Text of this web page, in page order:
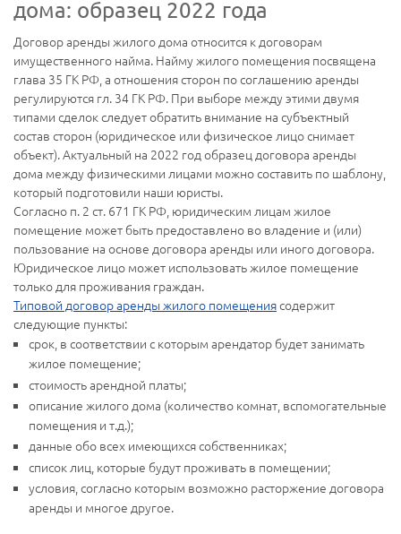
дома: образец 2022 года
Договор аренды жилого дома относится к договорам
имущественного найма. Найму жилого помещения посвящена
глава 35 ГК РФ, а отношения сторон по соглашению аренды
регулируются гл. 34 ГК РФ. При выборе между этими двумя
типами сделок следует обратить внимание на субъектный
состав сторон (юридическое или физическое лицо снимает
объект). Актуальный на 2022 год образец договора аренды
дома между физическими лицами можно составить по шаблону,
который подготовили наши юристы.
Согласно п. 2 ст. 671 ГК РФ, юридическим лицам жилое
помещение может быть предоставлено во владение и (или)
пользование на основе договора аренды или иного договора.
Юридическое лицо может использовать жилое помещение
только для проживания граждан.
Типовой договор аренды жилого помещениясодержит
следующие пункты:
срок, в соответствии с которым арендатор будет занимать
жилое помещение;
стоимость арендной платы;
описание жилого дома (количество комнат, вспомогательные
помещения и т.д.);
данные обо всех имеющихся собственниках;
список лиц, которые будут проживать в помещении;
условия, согласно которым возможно расторжение договора
аренды и многое другое.